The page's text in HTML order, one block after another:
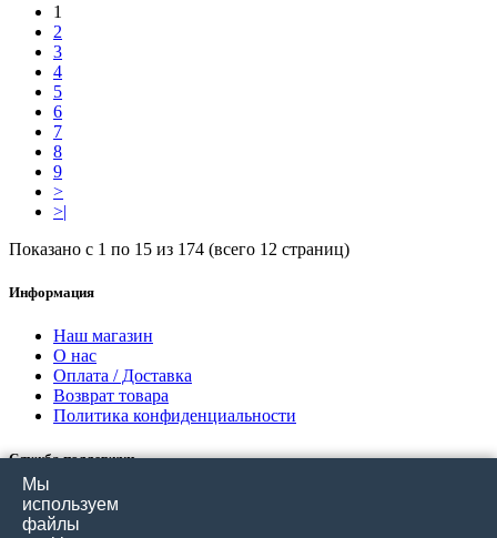
1
2
3
4
5
6
7
8
9
>
>|
Показано с 1 по 15 из 174 (всего 12 страниц)
Информация
Наш магазин
О нас
Оплата / Доставка
Возврат товара
Политика конфиденциальности
Служба поддержки
Связаться с нами
Отзывы покупателей
Мы
используем
файлы